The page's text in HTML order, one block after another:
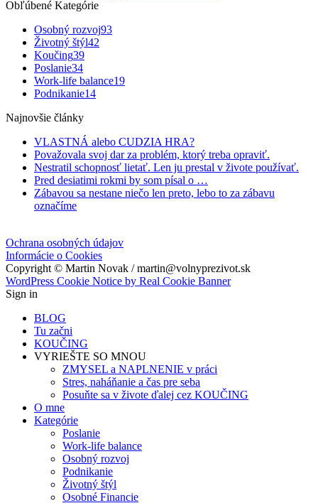
Obľúbené Kategórie
Osobný rozvoj93
Životný štýl42
Koučing39
Poslanie34
Work-life balance19
Podnikanie14
Najnovšie články
VLASTNÁ alebo CUDZIA HRA?
Považovala svoj dar za problém, ktorý treba opraviť.
Nestratil schopnosť lietať. Len ju prestal v živote používať.
Pred desiatimi rokmi by som písal o …
Zábavou sa nestane niečo len preto, lebo to za zábavu
označíme
Ochrana osobných údajov
Informácie o Cookies
Copyright © Martin Novak / martin@volnyprezivot.sk
WordPress Cookie Notice by Real Cookie Banner
Sign in
BLOG
Tu začni
KOUČING
VYRIEŠTE SO MNOU
ZMYSEL a NAPLNENIE v práci
Stres, naháňanie a čas pre seba
Posuňte sa v živote ďalej cez KOUČING
O mne
Kategórie
Poslanie
Work-life balance
Osobný rozvoj
Podnikanie
Životný štýl
Osobné Financie